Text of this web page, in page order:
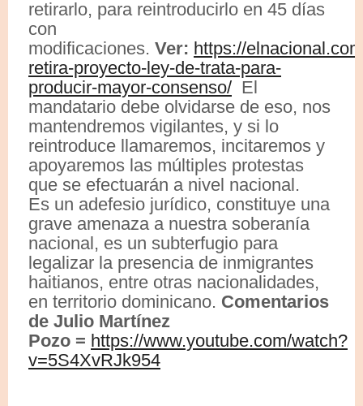
retirarlo, para reintroducirlo en 45 días
con
modificaciones. Ver: https://
retira-proyecto-ley-de-trata-para-
producir-mayor-consenso/ El
mandatario debe olvidarse de eso, nos
mantendremos vigilantes, y si lo
reintroduce llamaremos, incitaremos y
apoyaremos las múltiples protestas
que se efectuarán a nivel nacional.
Es un adefesio jurídico, constituye una
grave amenaza a nuestra soberanía
nacional, es un subterfugio para
legalizar la presencia de inmigrantes
haitianos, entre otras nacionalidades,
en territorio dominicano. Comentarios
de Julio Martínez
Pozo = https://www.youtube.com/watch?
v=5S4XvRJk954